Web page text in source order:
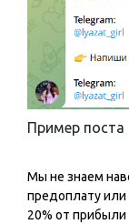
Пример поста
Мы не знаем
предоплату или
20% от